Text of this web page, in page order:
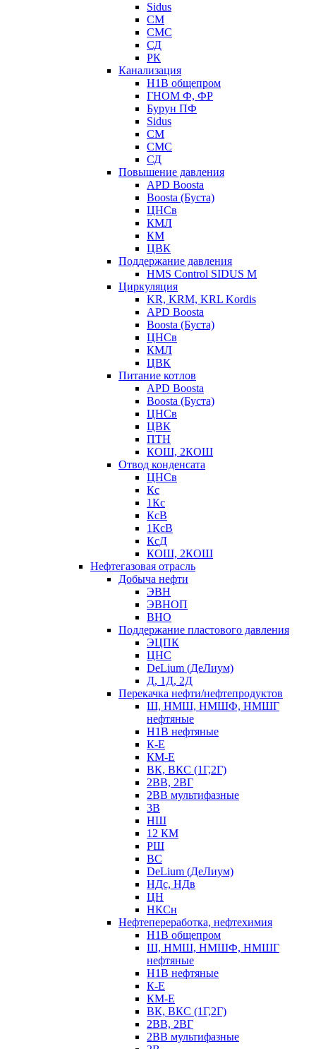
Sidus
СМ
СМС
СД
РК
Канализация
Н1В общепром
ГНОМ Ф, ФР
Бурун ПФ
Sidus
СМ
СМС
СД
Повышение давления
APD Boosta
Boosta (Буста)
ЦНСв
КМЛ
КМ
ЦВК
Поддержание давления
HMS Control SIDUS M
Циркуляция
KR, KRM, KRL Kordis
APD Boosta
Boosta (Буста)
ЦНСв
КМЛ
ЦВК
Питание котлов
APD Boosta
Boosta (Буста)
ЦНСв
ЦВК
ПТН
КОШ, 2КОШ
Отвод конденсата
ЦНСв
Кс
1Кс
КсВ
1КсВ
КсД
КОШ, 2КОШ
Нефтегазовая отрасль
Добыча нефти
ЭВН
ЭВНОП
ВНО
Поддержание пластового давления
ЭЦПК
ЦНС
DeLium (ДеЛиум)
Д, 1Д, 2Д
Перекачка нефти/нефтепродуктов
Ш, НМШ, НМШФ, НМШГ
нефтяные
Н1В нефтяные
К-Е
КМ-Е
ВК, ВКС (1Г,2Г)
2ВВ, 2ВГ
2ВВ мультифазные
3В
НШ
12 КМ
РШ
ВС
DeLium (ДеЛиум)
НДс, НДв
ЦН
НКСн
Нефтепереработка, нефтехимия
Н1В общепром
Ш, НМШ, НМШФ, НМШГ
нефтяные
Н1В нефтяные
К-Е
КМ-Е
ВК, ВКС (1Г,2Г)
2ВВ, 2ВГ
2ВВ мультифазные